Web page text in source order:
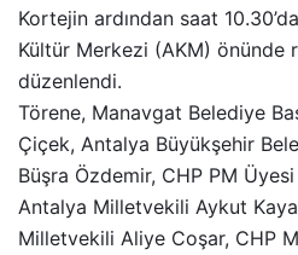
Kortejin ardından saat
Kültür Merkezi (AKM) önünde
düzenlendi.
Törene, Manavgat Belediye
Çiçek, Antalya Büyükşehir
Büşra Özdemir, CHP PM
Antalya Milletvekili Aykut
Milletvekili Aliye Coşar, CHP